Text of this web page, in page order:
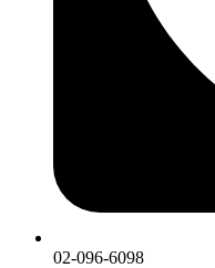
02-096-6098